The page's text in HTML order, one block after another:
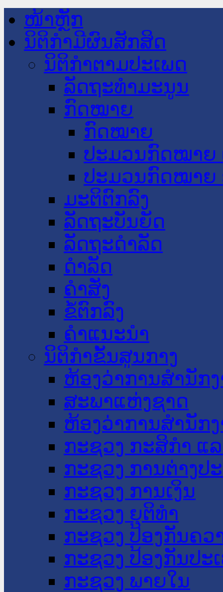
ໜ້າຫຼັກ
ນິຕິກໍາມີຜົນສັກສິດ
ນິຕິກໍາຕາມປະເພດ
ລັດຖະທໍາມະນູນ
ກົດໝາຍ
ກົດໝາຍ
ປະມວນກົດໝາຍ
ປະມວນກົດໝາຍ
ມະຕິຕົກລົງ
ລັດຖະບັນຍັດ
ລັດຖະດໍາລັດ
ດໍາລັດ
ຄໍາສັ່ງ
ຂໍ້ຕົກລົງ
ຄໍາແນະນໍາ
ນິຕິກໍາຂັ້ນສູນກາງ
ຫ້ອງວ່າການສໍານັກ
ສະພາແຫ່ງຊາດ
ຫ້ອງວ່າການສຳນັກ
ກະຊວງ ກະສິກຳ ແ
ກະຊວງ ການຕ່າງປ
ກະຊວງ ການເງິນ
ກະຊວງ ຍຸຕິທໍາ
ກະຊວງ ປ້ອງກັນຄວ
ກະຊວງ ປ້ອງກັນປະ
ກະຊວງ ພາຍໃນ